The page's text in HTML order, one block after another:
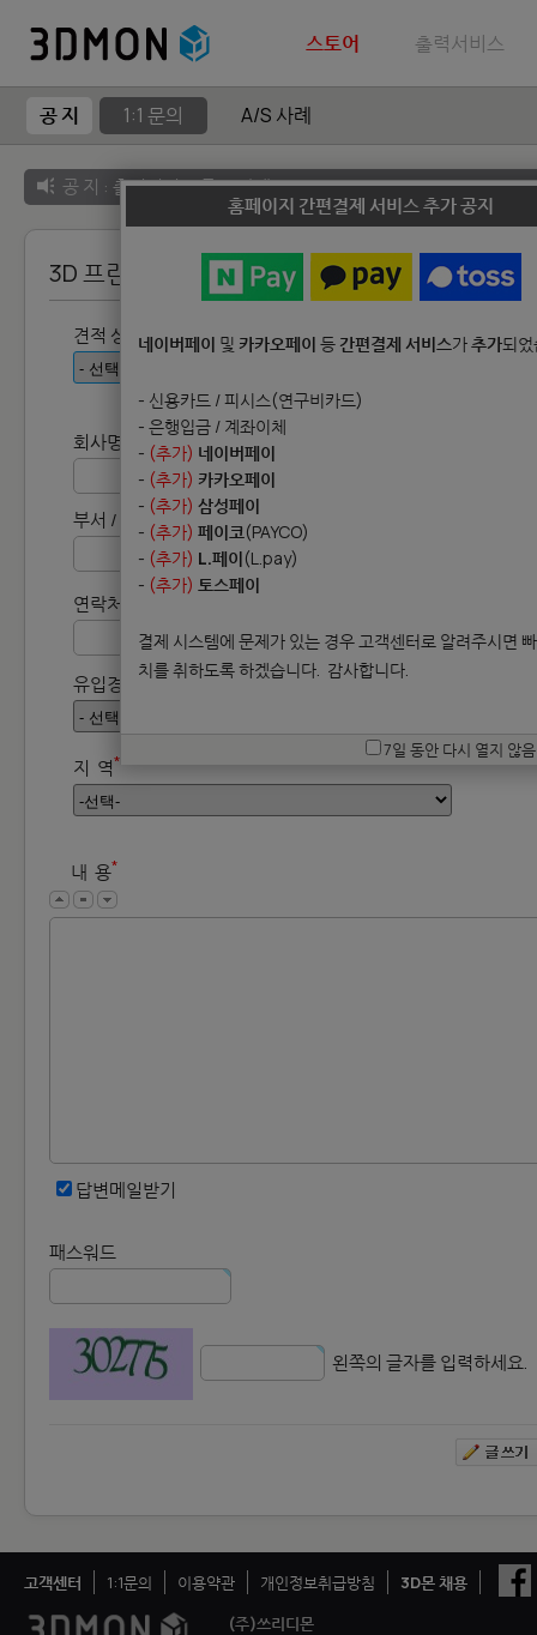
스토어 출력서비스
공 지 1:1 문의 A/S 사례
공 지 : 출력서비스 종료 안내
3D 프린터(장비) 견적요청
견적 상품군
회사명 / 기관명*(개인고객의 경우 성함)
부서 / 학과 / 교수님명
연락처
유입경로
지 역*
내 용*
답변메일받기
패스워드
왼쪽의 글자를 입력하세요.
고객센터 1:1문의 이용약관 개인정보취급방침
3D몬 채용
(주)쓰리디몬
홈페이지 간편결제 서비스 추가 공지
네이버페이 및 카카오페이 등 간편결제 서비스가추가되
- 신용카드 / 피시스(연구비카드)
- 은행입금 / 계좌이체
- (추가) 네이버페이
- (추가) 카카오페이
- (추가) 삼성페이
- (추가) 페이코(PAYCO)
- (추가) L.페이(L.pay)
- (추가) 토스페이
결제 시스템에 문제가 있는 경우 고객센터로 알려주시면
치를 취하도록 하겠습니다. 감사합니다.
7일 동안 다시 열지 않음